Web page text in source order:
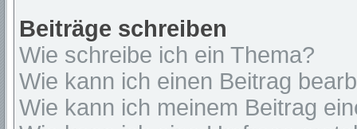
Beiträge schreiben
Wie schreibe ich ein Thema?
Wie kann ich einen Beitrag
Wie kann ich meinem Beitrag